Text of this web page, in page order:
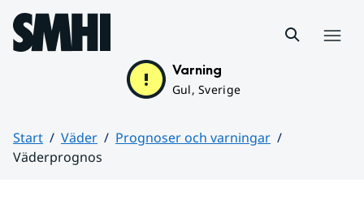
Hoppa till sidans innehåll
Varning
Gul, Sverige
Start Väder
Prognoser och varningar
Väderprognos